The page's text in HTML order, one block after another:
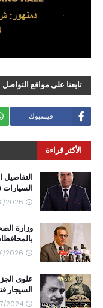
تابعنا على مواقع
فيسبوك
الأكثر قراءة
التفاصيل
1/31/2026
وزارة
8/01/2026
علوى
السيجار
7/17/2024